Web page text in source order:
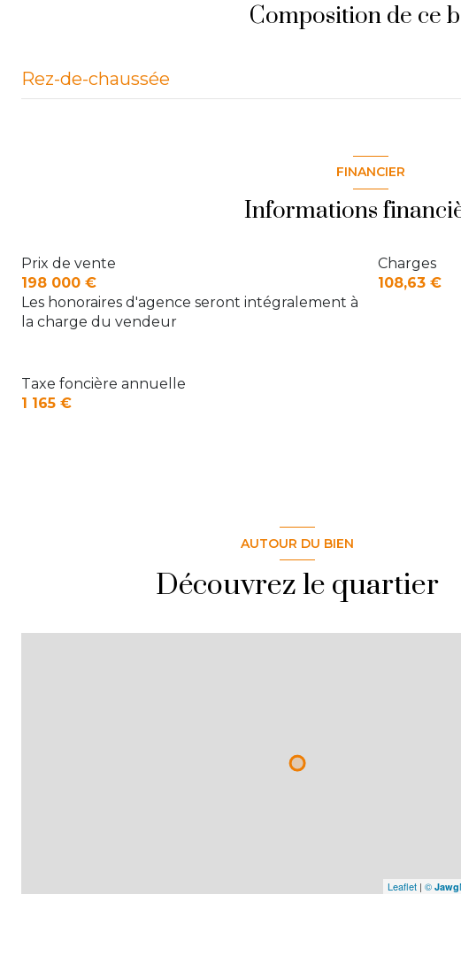
Composition de ce
Rez-de-chaussée
chambre 1
dressing
salle de bain
FINANCIER
Informations
Prix de vente
198 000 €
Les honoraires d'agence seront intégralement à
la charge du vendeur
Charges
108,63 €
Taxe foncière annuelle
1 165 €
AUTOUR DU BIEN
Découvrez le quartier
Leaflet | © Jawg